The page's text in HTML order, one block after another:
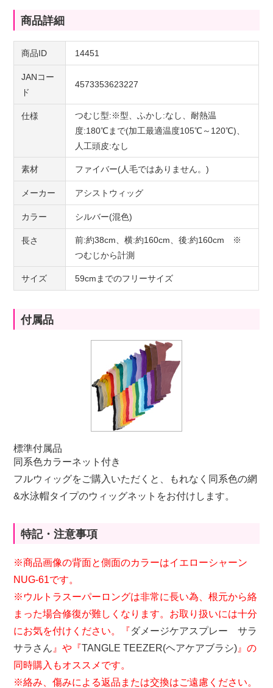
商品詳細
商品ID 14451
JANコー
ド
4573353623227
仕様
つむじ型:※型、ふかし:なし、耐熱温
度:180℃まで(加工最適温度105℃～120℃)、
人工頭皮:なし
素材 ファイバー(人毛ではありません。)
メーカー アシストウィッグ
カラー シルバー(混色)
長さ
前:約38cm、横:約160cm、後:約160cm ※
つむじから計測
サイズ 59cmまでのフリーサイズ
付属品
標準付属品
同系色カラーネット付き
フルウィッグをご購入いただくと、もれなく同系色の網
&水泳帽タイプのウィッグネットをお付けします。
特記・注意事項
※商品画像の背面と側面のカラーはイエローシャーン
NUG-61です。
※ウルトラスーパーロングは非常に長い為、根元から絡
まった場合修復が難しくなります。お取り扱いには十分
にお気を付けください。『ダメージケアスプレー サラ
サラさん 』や『TANGLE TEEZER(ヘアケアブラシ) 』の
同時購入もオススメです。
※絡み、傷みによる返品または交換はご遠慮ください。